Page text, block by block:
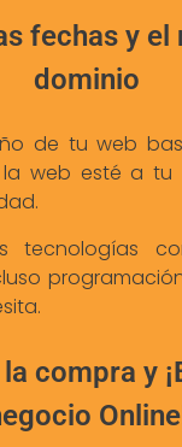
fechas y el
dominio
de tu web
web esté a tu
tecnologías
compra y